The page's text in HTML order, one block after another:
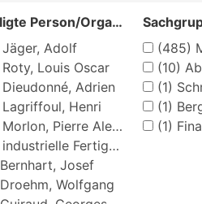
Beteiligte Person/Organisation
Jäger, Adolf
Roty, Louis Oscar
Dieudonné, Adrien
Lagriffoul, Henri
Morlon, Pierre Alexandre
industrielle Fertigung
Bernhart, Josef
Droehm, Wolfgang
(485)
(10)
(1) Schmuck
(1)
(1)